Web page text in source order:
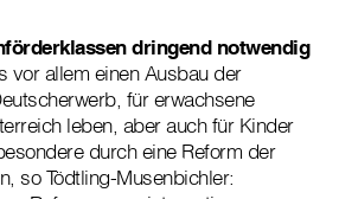
dringend notwendig
vor allem einen Ausbau der
für erwachsene
leben, aber auch für Kinder
durch eine Reform der
so Tödtling-Musenbichler: